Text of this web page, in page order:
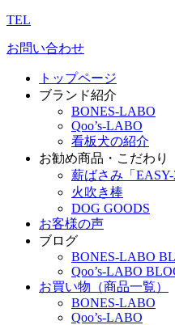
TEL
お問い合わせ
トップページ
ブランド紹介
BONES-LABO
Qoo’s-LABO
看板犬の紹介
お勧め商品・こだわり
薪ばさみ「EASY-
火吹き棒
DOG GOODS
お客様の声
ブログ
BONES-LABO
Qoo’s-LABO
お買い物（商品一覧）
BONES-LABO
Qoo’s-LABO